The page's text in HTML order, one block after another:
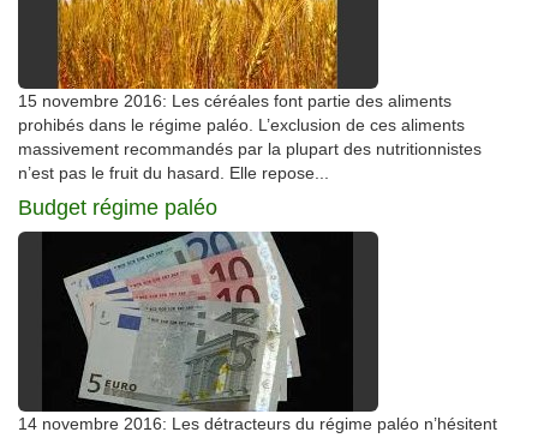
15 novembre 2016: Les céréales font partie des aliments
prohibés dans le régime paléo. L’exclusion de ces aliments
massivement recommandés par la plupart des nutritionnistes
n’est pas le fruit du hasard. Elle repose...
Budget régime paléo
14 novembre 2016: Les détracteurs du régime paléo n’hésitent